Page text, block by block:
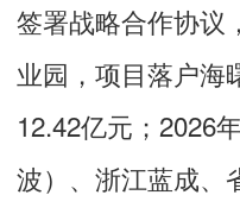
签署战略合作协议
业园，项目落户海
12.42亿元；2026
波）、浙江蓝成、